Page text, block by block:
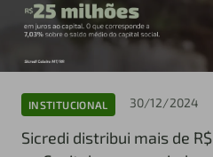
INSTITUCIONAL 30/12/2024
Sicredi distribui mais de